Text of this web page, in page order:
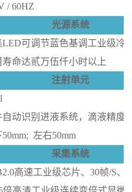
/ 60HZ
光源系统
LED可调节蓝色基调工业级冷
寿命达贰万伍仟小时以上
注射单元
自动识别进液系统，滴液精度
50mm; 左右50mm
采集系统
高速工业级芯片、30帧/S、